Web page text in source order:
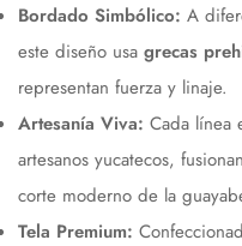
Compra
sin
Bordado Simbólico: A
este diseño usa grecas
representan fuerza y linaje.
Artesanía Viva: Cada línea
artesanos yucatecos,
corte moderno de la
Tela Premium: